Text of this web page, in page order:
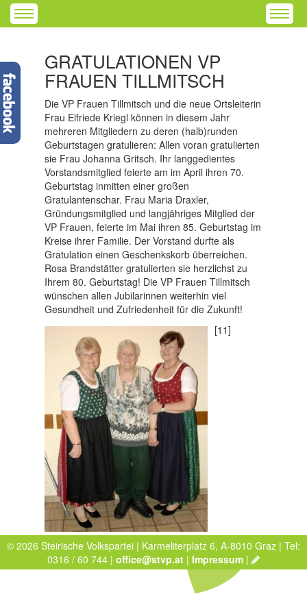
GRATULATIONEN VP
FRAUEN TILLMITSCH
Die VP Frauen Tillmitsch und die neue Ortsleiterin
Frau Elfriede Kriegl können in diesem Jahr
mehreren Mitgliedern zu deren (halb)runden
Geburtstagen gratulieren: Allen voran gratulierten
sie Frau Johanna Gritsch. Ihr langgedientes
Vorstandsmitglied feierte am im April ihren 70.
Geburtstag inmitten einer großen
Gratulantenschar. Frau Maria Draxler,
Gründungsmitglied und langjähriges Mitglied der
VP Frauen, feierte im Mai ihren 85. Geburtstag im
Kreise ihrer Familie. Der Vorstand durfte als
Gratulation einen Geschenkskorb überreichen.
Rosa Brandstätter gratulierten sie herzlichst zu
Ihrem 80. Geburtstag! Die VP Frauen Tillmitsch
wünschen allen Jubilarinnen weiterhin viel
Gesundheit und Zufriedenheit für die Zukunft!
[11]
© 2026 Steirische Volkspartei | Karmeliterplatz 6, A-8010 Graz | Tel:
0316 / 60 744 | office@stvp.at | Impressum |